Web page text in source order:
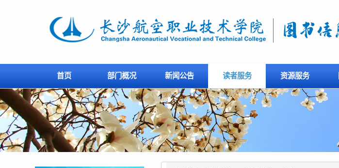
首页 部门概况 新闻公告 读者服务 资源服务